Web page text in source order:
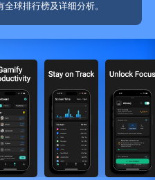
球排行榜及详细分析。